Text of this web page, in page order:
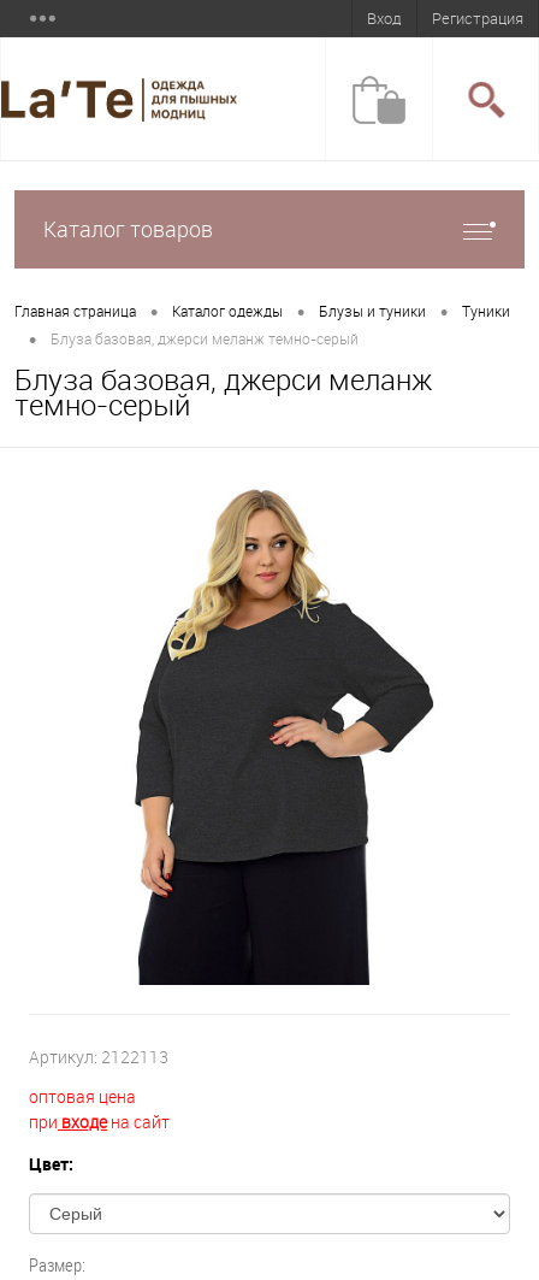
Вход Регистрация
Каталог товаров
Главная страница • Каталог одежды • Блузы и туники • Туники
• Блуза базовая, джерси меланж темно-серый
Блуза базовая, джерси меланж
темно-серый
Артикул: 2122113
оптовая цена
при входена сайт
Цвет:
Размер: